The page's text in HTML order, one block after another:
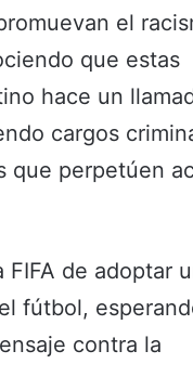
el
que estas
hace un
cargos
que perpetúen
de adoptar
fútbol,
contra la